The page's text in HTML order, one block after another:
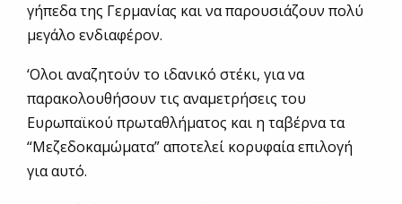
γήπεδα της Γερμανίας και να παρουσιάζουν πολύ
μεγάλο ενδιαφέρον.
‘Ολοι αναζητούν το ιδανικό στέκι, για να
παρακολουθήσουν τις αναμετρήσεις του
Ευρωπαϊκού πρωταθλήματος και η ταβέρνα τα
“Μεζεδοκαμώματα” αποτελεί κορυφαία επιλογή
για αυτό.